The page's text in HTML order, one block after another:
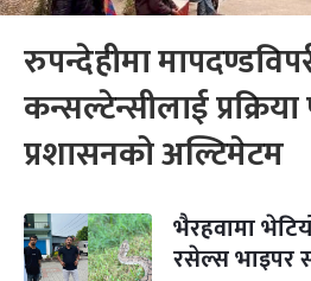
रुपन्देहीमा
कन्सल्टेन्सीलाई प्रक्रिया
प्रशासनको अल्टिमेटम
भैरहवामा
रसेल्स भाइपर